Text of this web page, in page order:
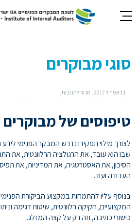
דף
אינטרנט,
לחץ
אנטר
כדי
לאזור
מרכזי
סוגי מבוקרים
1 באפריל 2017 סגור לתגובות
טיפוסים של מבוקרים
לצורך מילוי תפקידו נדרש המבקר הפנימי לידע
שבו הוא עובד, את הרגולציה הרלוונטית, את
הסיכון, את האסטרטגיה, את המדיניות, את
העבודה ועוד.
בנוסף עליו להתמחות במקצוע הביקורת
המקצועיים, חקיקה רלוונטית, שיטות דגימה
כישורי כתיבה, וזה רק על קצה המזלג.